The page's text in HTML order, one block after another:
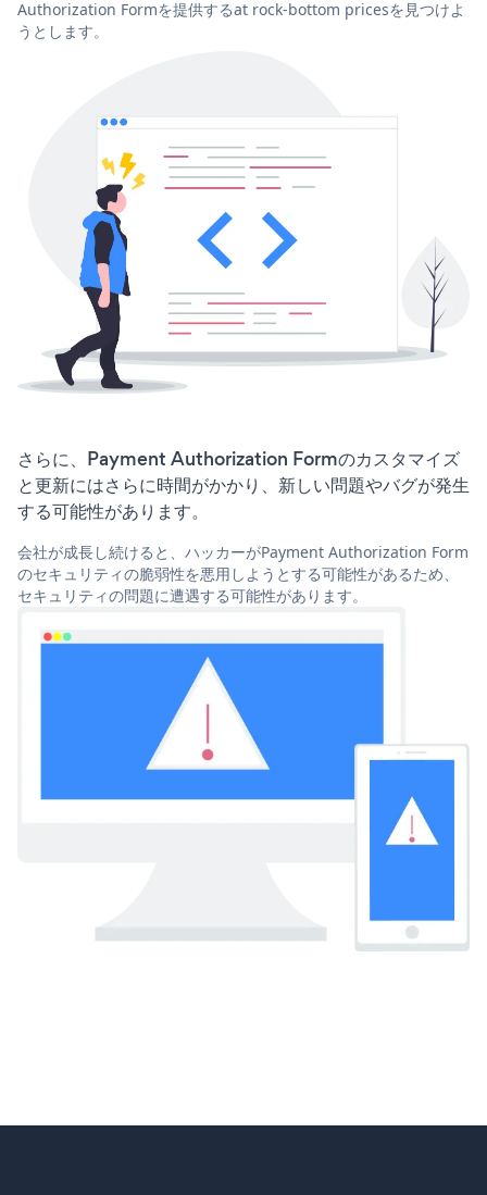
Authorization Formを提供するat rock-bottom pricesを見つけよ
うとします。
さらに、Payment Authorization Formのカスタマイズ
と更新にはさらに時間がかかり、新しい問題やバグが発生
する可能性があります。
会社が成長し続けると、ハッカーがPayment Authorization Form
のセキュリティの脆弱性を悪用しようとする可能性があるため、
セキュリティの問題に遭遇する可能性があります。